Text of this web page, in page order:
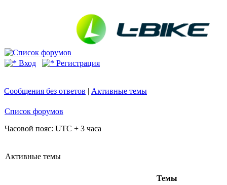
Вход Регистрация
Сообщения без ответов | Активные темы
Список форумов
Часовой пояс: UTC + 3 часа
Активные темы
Темы